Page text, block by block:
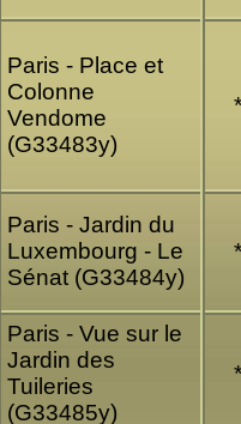
Paris - Place et
Colonne
Vendome
(G33483y)
*
Paris - Jardin du
Luxembourg - Le
Sénat (G33484y)
*
Paris - Vue sur le
Jardin des
Tuileries
(G33485y)
*